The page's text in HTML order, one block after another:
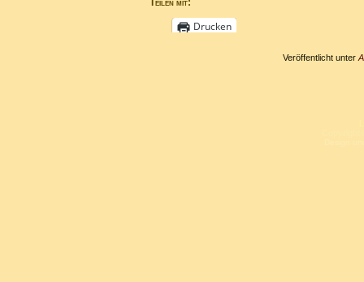
Teilen mit:
Drucken
Veröffentlicht unter